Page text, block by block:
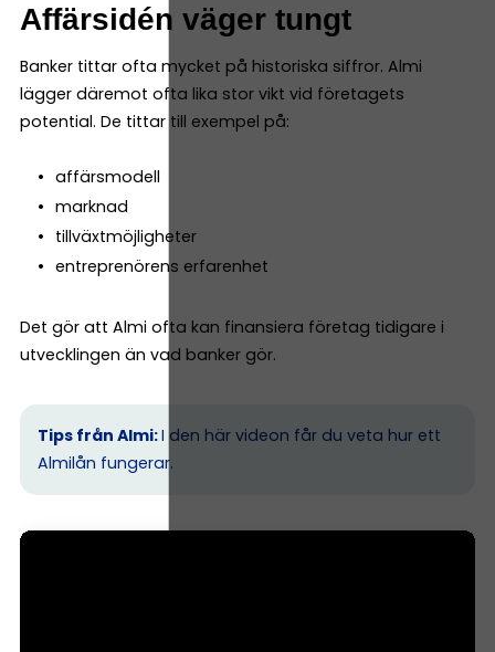
Affärsidén väger tungt
Banker tittar ofta mycket på historiska siffror. Almi
lägger däremot ofta lika stor vikt vid företagets
potential. De tittar till exempel på:
affärsmodell
marknad
tillväxtmöjligheter
entreprenörens erfarenhet
Det gör att Almi ofta kan finansiera företag tidigare i
utvecklingen än vad banker gör.
Tips från Almi:I den här videon får du veta hur ett
Almilån fungerar.